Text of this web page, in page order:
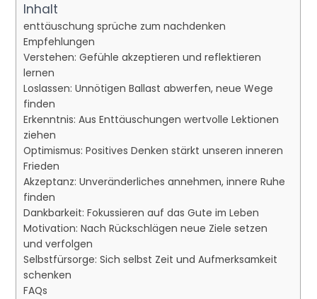
Inhalt
enttäuschung sprüche zum nachdenken
Empfehlungen
Verstehen: Gefühle akzeptieren und reflektieren
lernen
Loslassen: Unnötigen Ballast abwerfen, neue Wege
finden
Erkenntnis: Aus Enttäuschungen wertvolle Lektionen
ziehen
Optimismus: Positives Denken stärkt unseren inneren
Frieden
Akzeptanz: Unveränderliches annehmen, innere Ruhe
finden
Dankbarkeit: Fokussieren auf das Gute im Leben
Motivation: Nach Rückschlägen neue Ziele setzen
und verfolgen
Selbstfürsorge: Sich selbst Zeit und Aufmerksamkeit
schenken
FAQs